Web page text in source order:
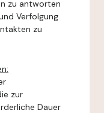
zu antworten
Verfolgung
zu
zur
Dauer